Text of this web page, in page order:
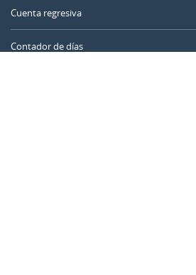
Cuenta regresiva
Contador de días